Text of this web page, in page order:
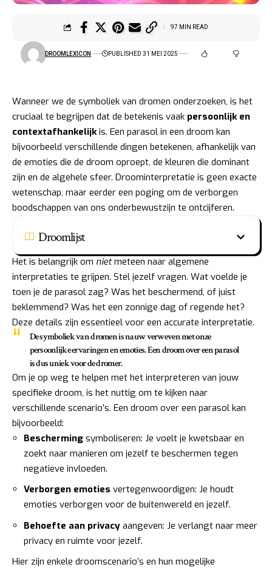
DROOMLEXICON PUBLISHED 31 MEI 2025
97 MIN READ
Wanneer we de symboliek van dromen onderzoeken, is het
cruciaal te begrijpen dat de betekenis vaak persoonlijk en
contextafhankelijkis. Een parasol in een droom kan
bijvoorbeeld verschillende dingen betekenen, afhankelijk van
de emoties die de droom oproept, de kleuren die dominant
zijn en de algehele sfeer. Droominterpretatie is geen exacte
wetenschap, maar eerder een poging om de verborgen
boodschappen van ons onderbewustzijn te ontcijferen.
Droomlijst
Het is belangrijk om nietmeteen naar algemene
interpretaties te grijpen. Stel jezelf vragen. Wat voelde je
toen je de parasol zag? Was het beschermend, of juist
beklemmend? Was het een zonnige dag of regende het?
Deze details zijn essentieel voor een accurate interpretatie.
De symboliek van dromen is nauw verweven met onze
persoonlijke ervaringen en emoties. Een droom over een parasol
is dus uniek voor de dromer.
Om je op weg te helpen met het interpreteren van jouw
specifieke droom, is het nuttig om te kijken naar
verschillende scenario’s. Een droom over een parasol kan
bijvoorbeeld:
Bescherming symboliseren: Je voelt je kwetsbaar en
zoekt naar manieren om jezelf te beschermen tegen
negatieve invloeden.
Verborgen emoties vertegenwoordigen: Je houdt
emoties verborgen voor de buitenwereld en jezelf.
Behoefte aan privacy aangeven: Je verlangt naar meer
privacy en ruimte voor jezelf.
Hier zijn enkele droomscenario’s en hun mogelijke